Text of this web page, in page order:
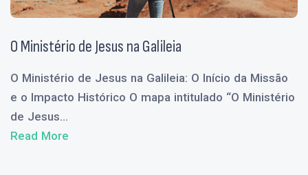
O Ministério de Jesus na Galileia
O Ministério de Jesus na Galileia: O Início da Missão
e o Impacto Histórico O mapa intitulado “O Ministério
de Jesus...
Read More